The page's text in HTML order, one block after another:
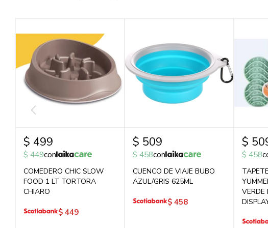
$ 499
$ 449con
COMEDERO CHIC SLOW
FOOD 1 LT TORTORA
CHIARO
$ 449
$ 509
$ 458con
CUENCO DE VIAJE BUBO
AZUL/GRIS 625ML
$ 458
$
$ 458
VERDE